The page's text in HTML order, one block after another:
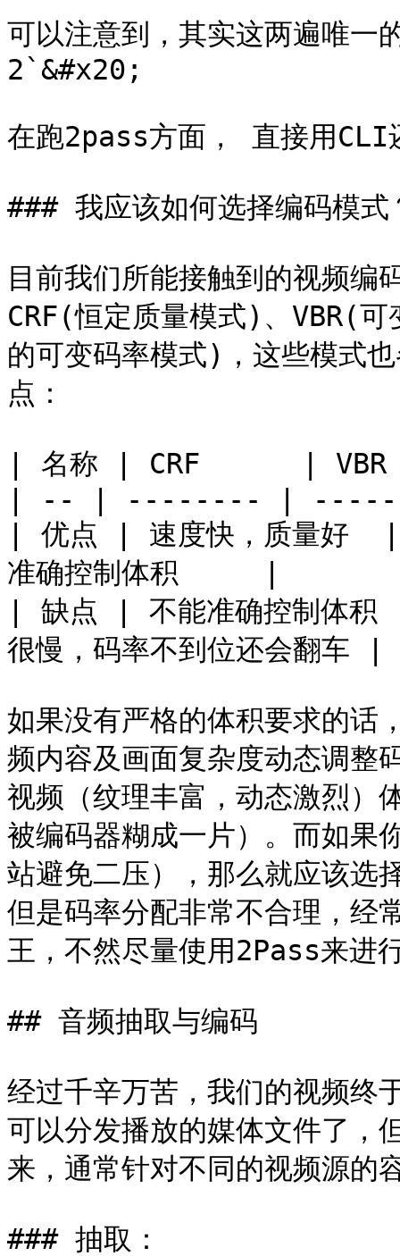
可以注意到，其实这两遍唯
2`&#x20;
在跑2pass方面， 直接用CLI
### 我应该如何选择编码模式
目前我们所能接触到的视频编
CRF(恒定质量模式)、VBR(
的可变码率模式)，这些模式
点：
| 名称 | CRF      |
| -- | -------- |
| 优点 | 速度快，质量好
准确控制体积     |
| 缺点 | 不能准确控制体积
很慢，码率不到位还会翻车 |
如果没有严格的体积要求的
频内容及画面复杂度动态调
视频（纹理丰富，动态激烈）
被编码器糊成一片）。而如果
站避免二压），那么就应该选
但是码率分配非常不合理，经
王，不然尽量使用2Pass来进
## 音频抽取与编码
经过千辛万苦，我们的视频终
可以分发播放的媒体文件了，
来，通常针对不同的视频源的
### 抽取：